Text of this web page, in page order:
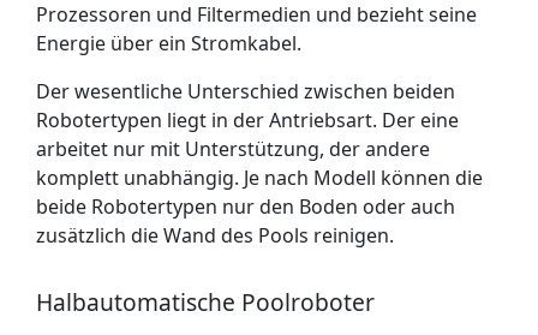
Prozessoren und Filtermedien und bezieht seine
Energie über ein Stromkabel.
Der wesentliche Unterschied zwischen beiden
Robotertypen liegt in der Antriebsart. Der eine
arbeitet nur mit Unterstützung, der andere
komplett unabhängig. Je nach Modell können die
beide Robotertypen nur den Boden oder auch
zusätzlich die Wand des Pools reinigen.
Halbautomatische Poolroboter